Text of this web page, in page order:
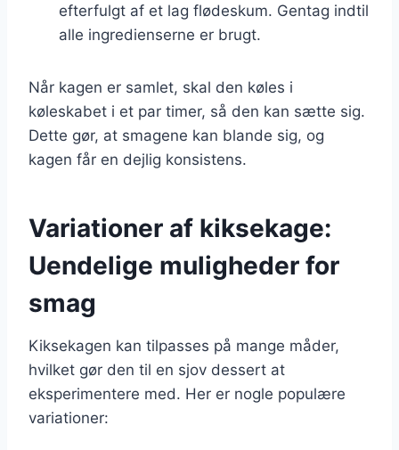
efterfulgt af et lag flødeskum. Gentag indtil
alle ingredienserne er brugt.
Når kagen er samlet, skal den køles i
køleskabet i et par timer, så den kan sætte sig.
Dette gør, at smagene kan blande sig, og
kagen får en dejlig konsistens.
Variationer af kiksekage:
Uendelige muligheder for
smag
Kiksekagen kan tilpasses på mange måder,
hvilket gør den til en sjov dessert at
eksperimentere med. Her er nogle populære
variationer: